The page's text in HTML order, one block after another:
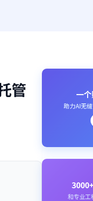
管 一
助力AI无
和专业工